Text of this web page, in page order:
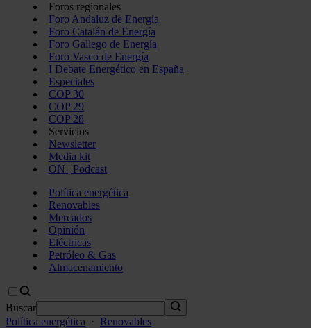
Foros regionales
Foro Andaluz de Energía
Foro Catalán de Energía
Foro Gallego de Energía
Foro Vasco de Energía
I Debate Energético en España
Especiales
COP 30
COP 29
COP 28
Servicios
Newsletter
Media kit
ON | Podcast
Política energética
Renovables
Mercados
Opinión
Eléctricas
Petróleo & Gas
Almacenamiento
Buscar
Política energética
· Renovables